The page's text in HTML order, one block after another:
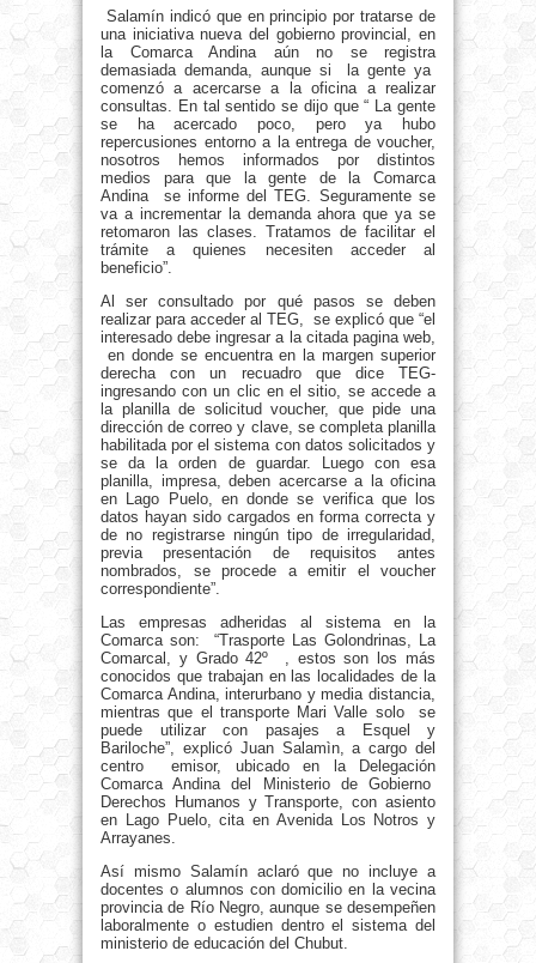
Salamín indicó que en principio por tratarse de
una iniciativa nueva del gobierno provincial, en
la Comarca Andina aún no se registra
demasiada demanda, aunque si la gente ya
comenzó a acercarse a la oficina a realizar
consultas. En tal sentido se dijo que “ La gente
se ha acercado poco, pero ya hubo
repercusiones entorno a la entrega de voucher,
nosotros hemos informados por distintos
medios para que la gente de la Comarca
Andina se informe del TEG. Seguramente se
va a incrementar la demanda ahora que ya se
retomaron las clases. Tratamos de facilitar el
trámite a quienes necesiten acceder al
beneficio”.
Al ser consultado por qué pasos se deben
realizar para acceder al TEG, se explicó que “el
interesado debe ingresar a la citada pagina web,
en donde se encuentra en la margen superior
derecha con un recuadro que dice TEG-
ingresando con un clic en el sitio, se accede a
la planilla de solicitud voucher, que pide una
dirección de correo y clave, se completa planilla
habilitada por el sistema con datos solicitados y
se da la orden de guardar. Luego con esa
planilla, impresa, deben acercarse a la oficina
en Lago Puelo, en donde se verifica que los
datos hayan sido cargados en forma correcta y
de no registrarse ningún tipo de irregularidad,
previa presentación de requisitos antes
nombrados, se procede a emitir el voucher
correspondiente”.
Las empresas adheridas al sistema en la
Comarca son: “Trasporte Las Golondrinas, La
Comarcal, y Grado 42º , estos son los más
conocidos que trabajan en las localidades de la
Comarca Andina, interurbano y media distancia,
mientras que el transporte Mari Valle solo se
puede utilizar con pasajes a Esquel y
Bariloche”, explicó Juan Salamìn, a cargo del
centro emisor, ubicado en la Delegación
Comarca Andina del Ministerio de Gobierno
Derechos Humanos y Transporte, con asiento
en Lago Puelo, cita en Avenida Los Notros y
Arrayanes.
Así mismo Salamín aclaró que no incluye a
docentes o alumnos con domicilio en la vecina
provincia de Río Negro, aunque se desempeñen
laboralmente o estudien dentro el sistema del
ministerio de educación del Chubut.